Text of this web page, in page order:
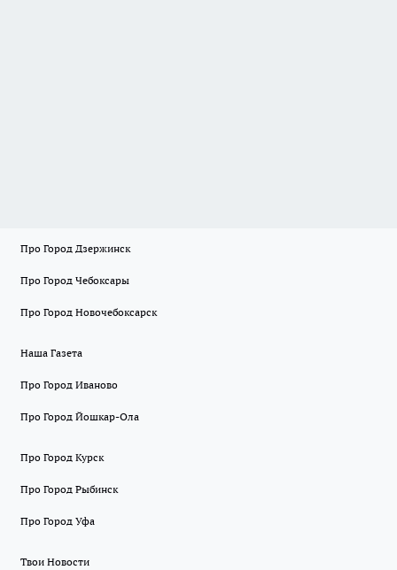
Про Город Дзержинск
Про Город Чебоксары
Про Город Новочебоксарск
Наша Газета
Про Город Иваново
Про Город Йошкар-Ола
Про Город Курск
Про Город Рыбинск
Про Город Уфа
Твои Новости